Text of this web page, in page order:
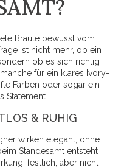
Bräute bewusst vom
ist nicht mehr, ob ein
ob es sich richtig
für ein klares Ivory-
Farben oder sogar ein
Statement.
& RUHIG
wirken elegant, ohne
Standesamt entsteht
festlich, aber nicht